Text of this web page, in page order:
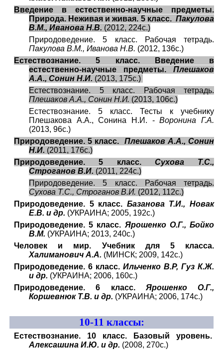
Введение в естественно-научные предметы.
Природа. Неживая и живая. 5 класс. Пакулова
В.М., Иванова Н.В. (2012, 224с.)
Природоведение. 5 класс. Рабочая тетрадь.
Пакулова В.М., Иванова Н.В. (2012, 136с.)
Естествознание. 5 класс. Введение в
естественно-научные предметы. Плешаков
А.А., Сонин Н.И. (2013, 175с.)
Естествознание. 5 класс. Рабочая тетрадь.
Плешаков А.А., Сонин Н.И. (2013, 106с.)
Естествознание. 5 класс. Тесты к учебнику
Плешакова А.А., Сонина Н.И. -Воронина Г.А.
(2013, 96с.)
Природоведение. 5 класс. Плешаков А.А., Сонин
Н.И. (2011, 176с.)
Природоведение. 5 класс. Сухова Т.С.,
Строганов В.И. (2011, 224с.)
Природоведение. 5 класс. Рабочая тетрадь.
Сухова Т.С., Строганов В.И. (2012, 112с.)
Природоведение. 5 класс. Базанова Т.И., Новак
Е.В. и др. (УКРАИНА; 2005, 192с.)
Природоведение. 5 класс. Ярошенко О.Г., Бойко
В.М. (УКРАИНА; 2013, 240с.)
Человек и мир. Учебник для 5 класса.
Халиманович А.А. (МИНСК; 2009, 142с.)
Природоведение. 6 класс. Ильченко В.Р, Гуз К.Ж.
и др. (УКРАИНА; 2006, 160с.)
Природоведение. 6 класс. Ярошенко О.Г.,
Коршевнюк Т.В. и др. (УКРАИНА; 2006, 174с.)
10-11 классы:
Естествознание. 10 класс. Базовый уровень.
Алексашина И.Ю. и др. (2008, 270с.)